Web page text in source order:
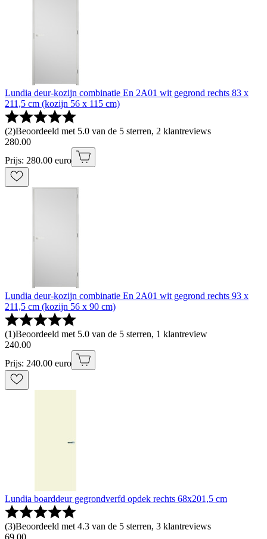
Lundia deur-kozijn combinatie En 2A01 wit gegrond rechts 83 x
211,5 cm (kozijn 56 x 115 cm)
(2)Beoordeeld met 5.0 van de 5 sterren, 2 klantreviews
280.00
Prijs: 280.00 euro
Lundia deur-kozijn combinatie En 2A01 wit gegrond rechts 93 x
211,5 cm (kozijn 56 x 90 cm)
(1)Beoordeeld met 5.0 van de 5 sterren, 1 klantreview
240.00
Prijs: 240.00 euro
Lundia boarddeur gegrondverfd opdek rechts 68x201,5 cm
(3)Beoordeeld met 4.3 van de 5 sterren, 3 klantreviews
69.00